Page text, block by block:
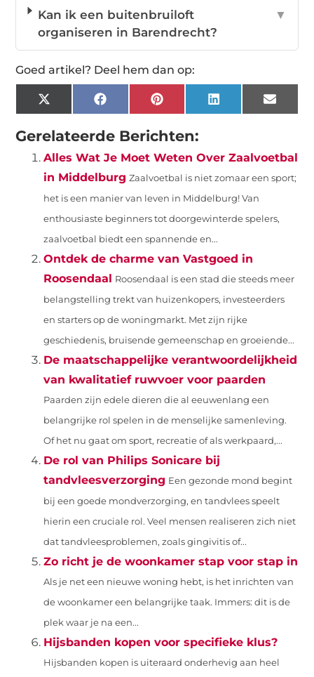
Kan ik een buitenbruiloft
organiseren in Barendrecht?
▼
Goed artikel? Deel hem dan op:
X
(Twitter)
FacebookPinterestLinkedInEmail
Gerelateerde Berichten:
Alles Wat Je Moet Weten Over Zaalvoetbal
in Middelburg Zaalvoetbal is niet zomaar een sport;
het is een manier van leven in Middelburg! Van
enthousiaste beginners tot doorgewinterde spelers,
zaalvoetbal biedt een spannende en...
Ontdek de charme van Vastgoed in
Roosendaal Roosendaal is een stad die steeds meer
belangstelling trekt van huizenkopers, investeerders
en starters op de woningmarkt. Met zijn rijke
geschiedenis, bruisende gemeenschap en groeiende...
De maatschappelijke verantwoordelijkheid
van kwalitatief ruwvoer voor paarden
Paarden zijn edele dieren die al eeuwenlang een
belangrijke rol spelen in de menselijke samenleving.
Of het nu gaat om sport, recreatie of als werkpaard,...
De rol van Philips Sonicare bij
tandvleesverzorging Een gezonde mond begint
bij een goede mondverzorging, en tandvlees speelt
hierin een cruciale rol. Veel mensen realiseren zich niet
dat tandvleesproblemen, zoals gingivitis of...
Zo richt je de woonkamer stap voor stap in
Als je net een nieuwe woning hebt, is het inrichten van
de woonkamer een belangrijke taak. Immers: dit is de
plek waar je na een...
Hijsbanden kopen voor specifieke klus?
Hijsbanden kopen is uiteraard onderhevig aan heel